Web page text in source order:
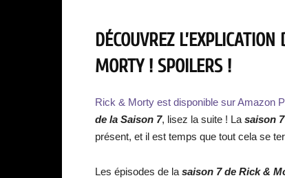
DÉCOUVREZ
MORTY ! SPOILERS !
Rick & Morty est disponible sur Amazon
de la Saison 7, lisez la suite ! La saison
présent, et il est temps que tout cela se
Les épisodes de la saison 7 de Rick &